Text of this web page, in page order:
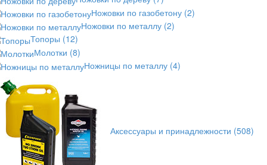
Ножовки по газобетону (2)
Ножовки по металлу (2)
Топоры (12)
Молотки (8)
Ножницы по металлу (4)
Аксессуары и принадлежности (508)